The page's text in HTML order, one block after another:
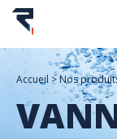
Accueil >Nos